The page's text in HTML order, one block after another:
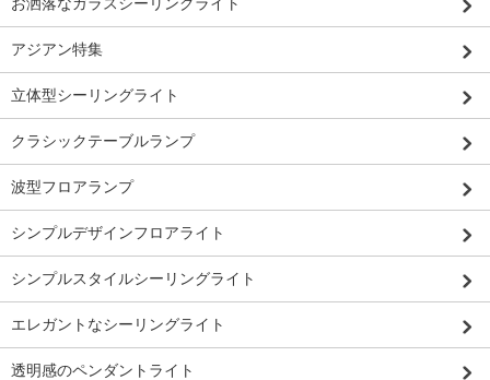
アジアン特集
立体型シーリングライト
クラシックテーブルランプ
波型フロアランプ
シンプルデザインフロアライト
シンプルスタイルシーリングライト
エレガントなシーリングライト
透明感のペンダントライト